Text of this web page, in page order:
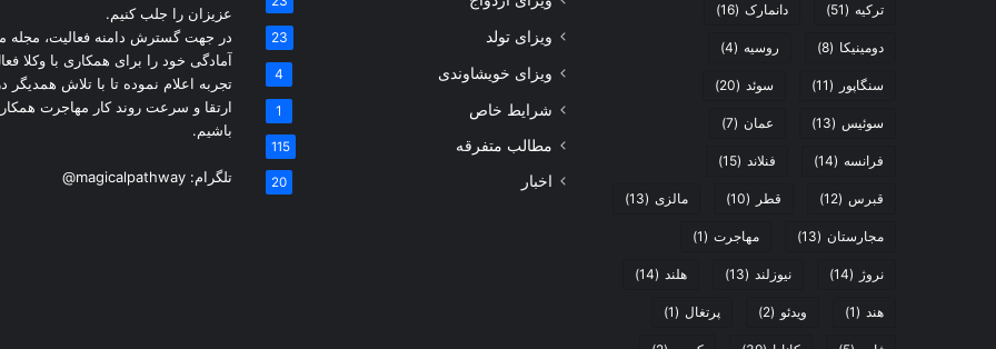
ترکیه (51) دانمارک (16)
دومینیکا (8) روسیه (4)
سنگاپور (11) سوئد (20)
سوئیس (13) عمان (7)
فرانسه (14) فنلاند (15)
قبرس (12) قطر (10) مالزی (13)
مجارستان (13) مهاجرت (1)
نروژ (14) نیوزلند (13) هلند (14)
هند (1) ویدئو (2) پرتغال (1)
ویزای تولد 23
ویزای خویشاوندی 4
شرایط خاص 1
مطالب متفرقه 115
اخبار 20
عزیزان را جلب کنیم.
در جهت گسترش دامنه فعالیت، مجله
آمادگی خود را برای همکاری با وکلا
تجربه اعلام نموده تا با تلاش
ارتقا و سرعت روند کار مهاجرت
باشیم.
تلگرام: @magicalpathway